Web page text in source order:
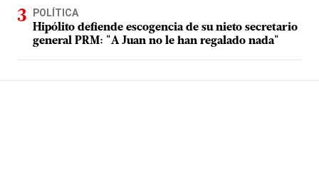
POLÍTICA
Hipólito defiende escogencia de su nieto secretario
general PRM: "A Juan no le han regalado nada"